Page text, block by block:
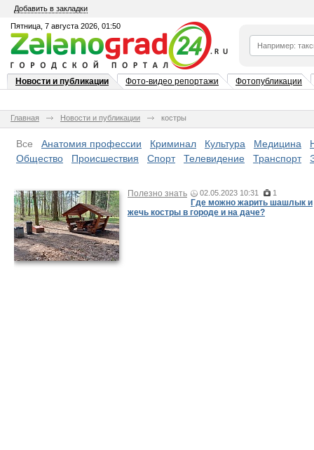
Добавить в закладки
Пятница, 7 августа 2026, 01:50
Новости и публикации Фото-видео репортажи Фотопубликации
Главная Новости и публикации костры
Все Анатомия профессии Криминал Культура Медицина
Общество
Происшествия Спорт Телевидение Транспорт
Полезно знать 02.05.2023 10:31 1
Где можно жарить шашлык и
жечь костры в городе и на даче?